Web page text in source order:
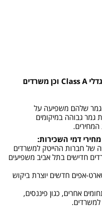
וכן משרדים
שלהם משפיעה על
גמר גבוהה במיקומים
דמי השכירות:
של חברות ההייטק למשרדים
חדישים בתל אביב משפיעים
אפים חדשים יוצרת ביקוש
אחרים, כגון פיננסים,
למשרדים.